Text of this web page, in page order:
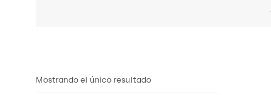
Mostrando el único resultado